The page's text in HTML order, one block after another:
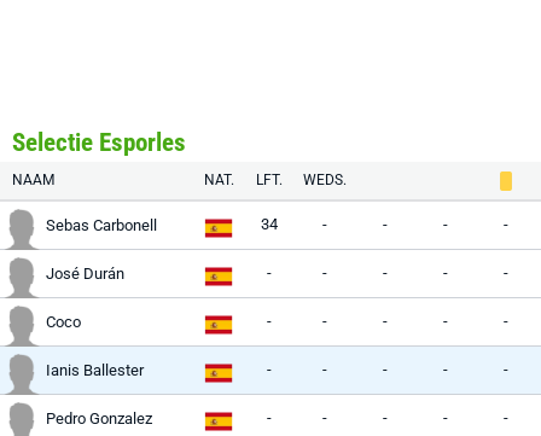
Selectie Esporles
NAAM NAT. LFT. WEDS.
Sebas Carbonell 34 - - - -
José Durán - - - - -
Coco - - - - -
Ianis Ballester - - - - -
Pedro Gonzalez - - - - -